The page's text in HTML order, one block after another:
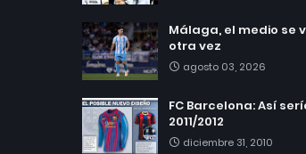
Málaga, el medio se
otra vez
agosto 03, 2026
FC Barcelona: Así
2011/2012
diciembre 31, 2010